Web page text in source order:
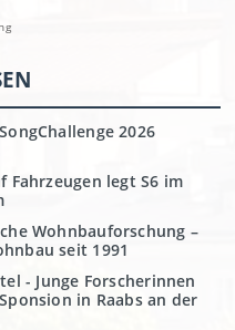
2026
legt S6 im
Wohnbauforschung –
seit 1991
- Junge Forscherinnen
in Raabs an der